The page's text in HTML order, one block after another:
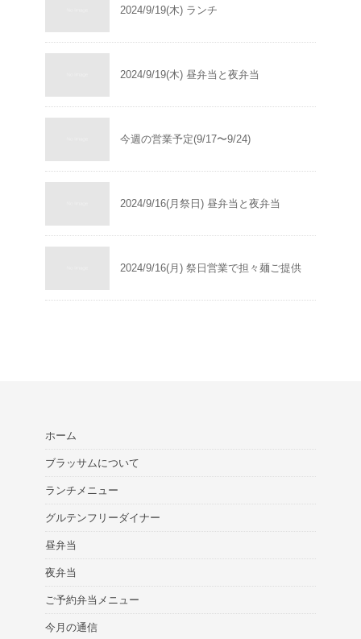
2024/9/19(木) ランチ
2024/9/19(木) 昼弁当と夜弁当
今週の営業予定(9/17〜9/24)
2024/9/16(月祭日) 昼弁当と夜弁当
2024/9/16(月) 祭日営業で担々麺ご提供
ホーム
ブラッサムについて
ランチメニュー
グルテンフリーダイナー
昼弁当
夜弁当
ご予約弁当メニュー
今月の通信